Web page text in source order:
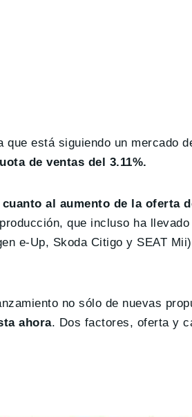
está siguiendo un mercado
de ventas del 3.11%.
al aumento de la oferta
que incluso ha
e-Up, Skoda Citigo y SEAT
no sólo de nuevas
ahora. Dos factores, oferta y